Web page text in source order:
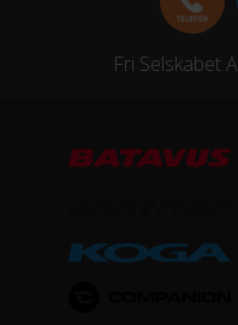
Skiftegreb
Dæk
Fri Selskabet